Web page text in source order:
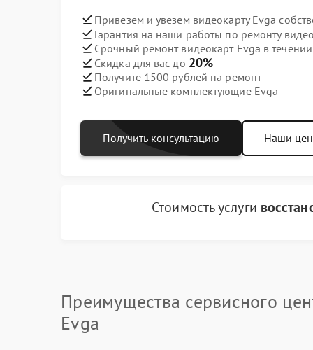
Привезем и увезем видеокарту Evga
Гарантия на наши работы по ремонту
Срочный ремонт видеокарт Evga в течении
Скидка для вас до 20%
Получите 1500 рублей на ремонт
Оригинальные комплектующие Evga
Получить консультацию Наши
Стоимость услуги
Преимущества сервисного
Evga